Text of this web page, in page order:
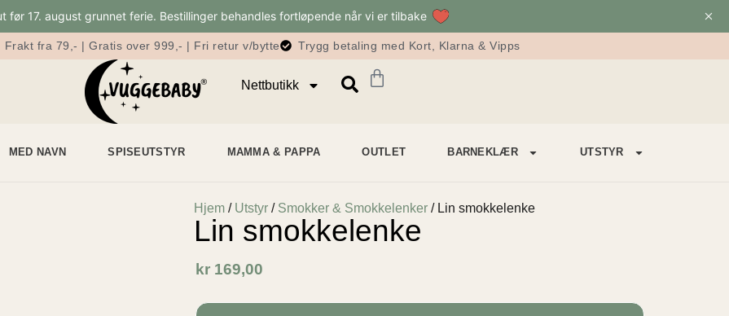
før 17. august grunnet ferie. Bestillinger behandles fortløpende når vi er tilbake
Frakt fra 79,- | Gratis over 999,- | Fri retur v/bytte Trygg betaling med Kort, Klarna & Vipps
Nettbutikk
MED NAVN SPISEUTSTYR MAMMA & PAPPA OUTLET BARNEKLÆR UTSTYR
Hjem / Utstyr / Smokker & Smokkelenker / Lin smokkelenke
Lin smokkelenke
kr 169,00